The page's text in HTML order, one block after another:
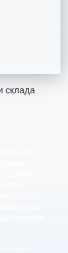
склада